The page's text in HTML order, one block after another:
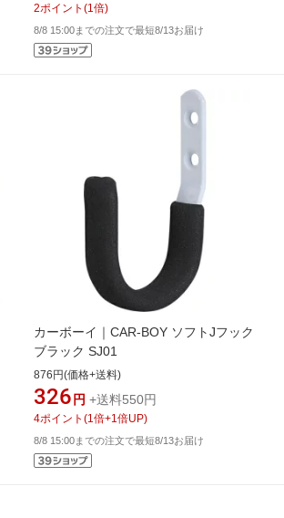
2ポイント (1 倍)
8/8 15:00までの注文で最短8/13お届け
カーボーイ｜CAR-BOY ソフトJフック
ブラック SJ01
876円(価格+送料)
326 円 +送料550円
4ポイント (1 倍+1 倍UP)
8/8 15:00までの注文で最短8/13お届け